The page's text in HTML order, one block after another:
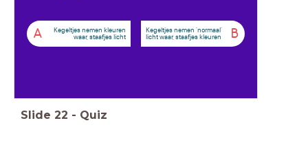
A
Kegeltjes nemen kleuren
waar, staafjes licht
B
Kegeltjes nemen 'normaal'
licht waar, staafjes kleuren
Slide 22 - Quiz